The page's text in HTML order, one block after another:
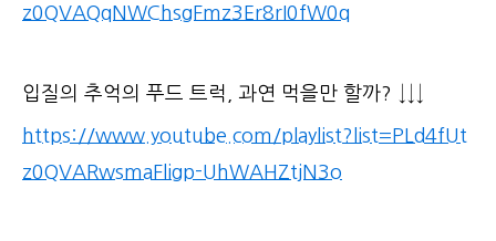
z0QVAQqNWChsgFmz3Er8rI0fW0q
입질의 추억의 푸드 트럭, 과연 먹을만 할까? ↓↓↓
https://www.youtube.com/playlist?list=PLd4fUt
z0QVARwsmaFligp-UhWAHZtjN3o